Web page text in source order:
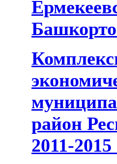
район
2011-